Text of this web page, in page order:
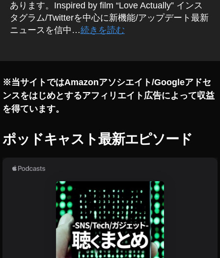
あります。Inspired by film “Love Actually” インス
タグラム/Twitterを中心に新機能/アップデート最新
ニュースを信中…続きを読む
※当サイトではAmazonアソシエイト/Googleアドセ
ンスをはじめとするアフィリエイト広告によって収益
を得ています。
ポッドキャスト最新エピソード